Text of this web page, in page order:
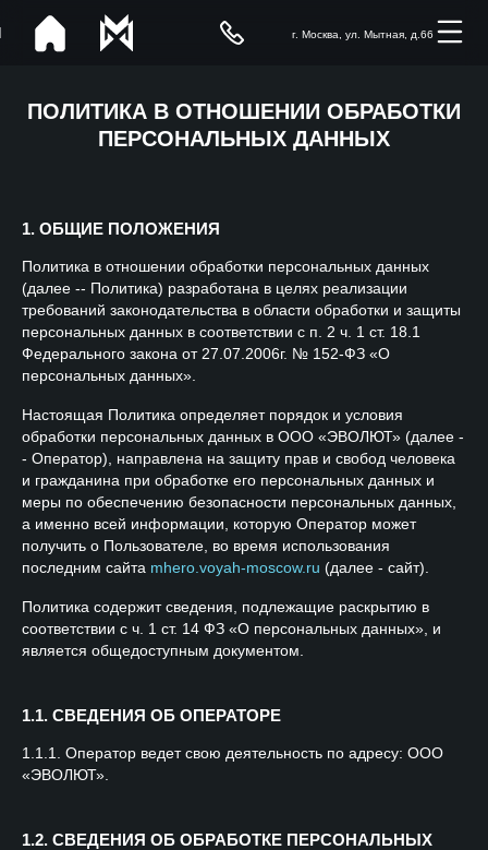
г. Москва, ул. Мытная, д.66
ПОЛИТИКА В ОТНОШЕНИИ ОБРАБОТКИ
ПЕРСОНАЛЬНЫХ ДАННЫХ
1. ОБЩИЕ ПОЛОЖЕНИЯ
Политика в отношении обработки персональных данных
(далее -- Политика) разработана в целях реализации
требований законодательства в области обработки и защиты
персональных данных в соответствии с п. 2 ч. 1 ст. 18.1
Федерального закона от 27.07.2006г. № 152-ФЗ «О
персональных данных».
Настоящая Политика определяет порядок и условия
обработки персональных данных в ООО «ЭВОЛЮТ» (далее -
- Оператор), направлена на защиту прав и свобод человека
и гражданина при обработке его персональных данных и
меры по обеспечению безопасности персональных данных,
а именно всей информации, которую Оператор может
получить о Пользователе, во время использования
последним сайта mhero.voyah-moscow.ru (далее - сайт).
Политика содержит сведения, подлежащие раскрытию в
соответствии с ч. 1 ст. 14 ФЗ «О персональных данных», и
является общедоступным документом.
1.1. СВЕДЕНИЯ ОБ ОПЕРАТОРЕ
1.1.1. Оператор ведет свою деятельность по адресу: ООО
«ЭВОЛЮТ».
1.2. СВЕДЕНИЯ ОБ ОБРАБОТКЕ ПЕРСОНАЛЬНЫХ